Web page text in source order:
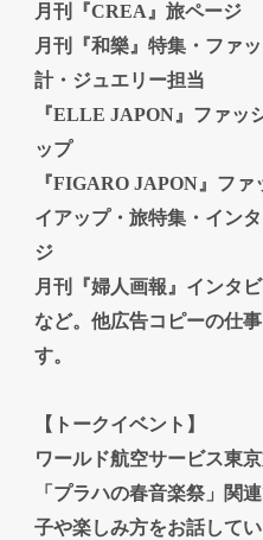
月刊『CREA』旅ページ
月刊『和樂』特集・ファ
計・ジュエリー担当
『ELLE JAPON』ファッ
ップ
『FIGARO JAPON』ファ
イアップ・旅特集・イン
ジ
月刊『婦人画報』インタ
など。他広告コピーの仕
す。
【トークイベント】
ワールド航空サービス東
「プラハの春音楽祭」関
子や楽しみ方をお話してい